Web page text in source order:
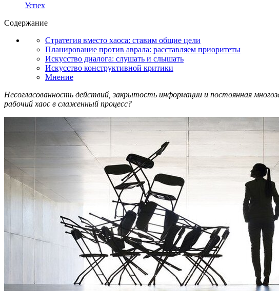
Успех
Содержание
Стратегия вместо хаоса: ставим общие цели
Планирование против аврала: расставляем приоритеты
Искусство диалога: слушать и слышать
Искусство конструктивной критики
Мнение
Несогласованность действий, закрытость информации и постоянная
рабочий хаос в слаженный процесс?